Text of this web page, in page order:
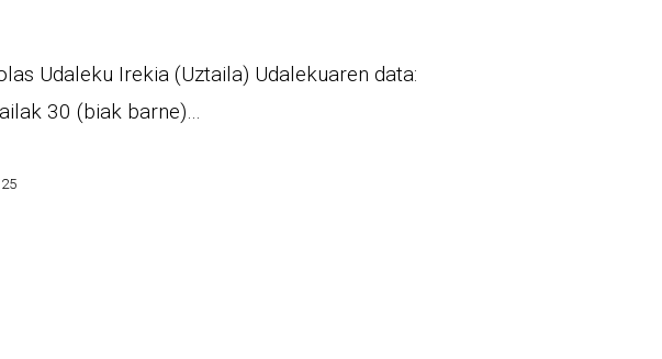
Udaleku Irekia (Uztaila) Udalekuaren data:
30 (biak barne)…